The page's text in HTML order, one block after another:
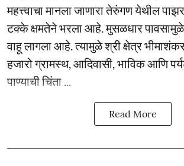
महत्त्वाचा मानला जाणारा तेरुंगण येथील
टक्के क्षमतेने भरला आहे. मुसळधार
वाहू लागला आहे. त्यामुळे श्री क्षेत्र
हजारो ग्रामस्थ, आदिवासी, भाविक आणि
पाण्याची चिंता ...
Read More